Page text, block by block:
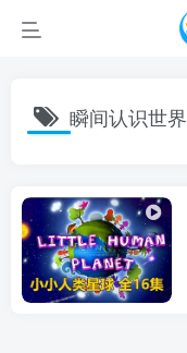
瞬间认识世界